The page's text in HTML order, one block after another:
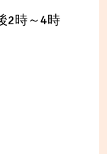
2時～4時